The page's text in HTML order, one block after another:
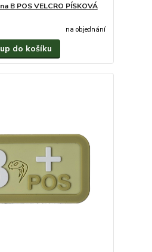
B POS VELCRO PÍSKOVÁ
na objednání
do košíku